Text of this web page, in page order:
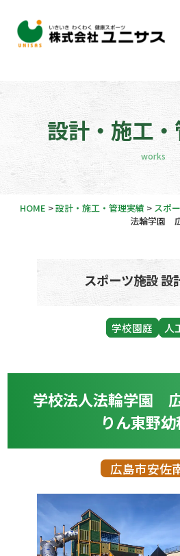
設計・施工
works
HOME >設計・施工・管理実績> スポ
法輪学園
スポーツ施設 設
学校園庭 人
学校法人法輪学園
りん東野
広島市安佐